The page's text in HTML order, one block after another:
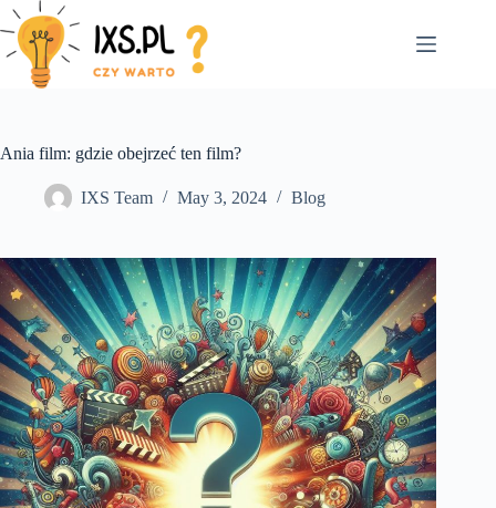
Skip
to
content
Ania film: gdzie obejrzeć ten film?
IXS Team May 3, 2024 Blog